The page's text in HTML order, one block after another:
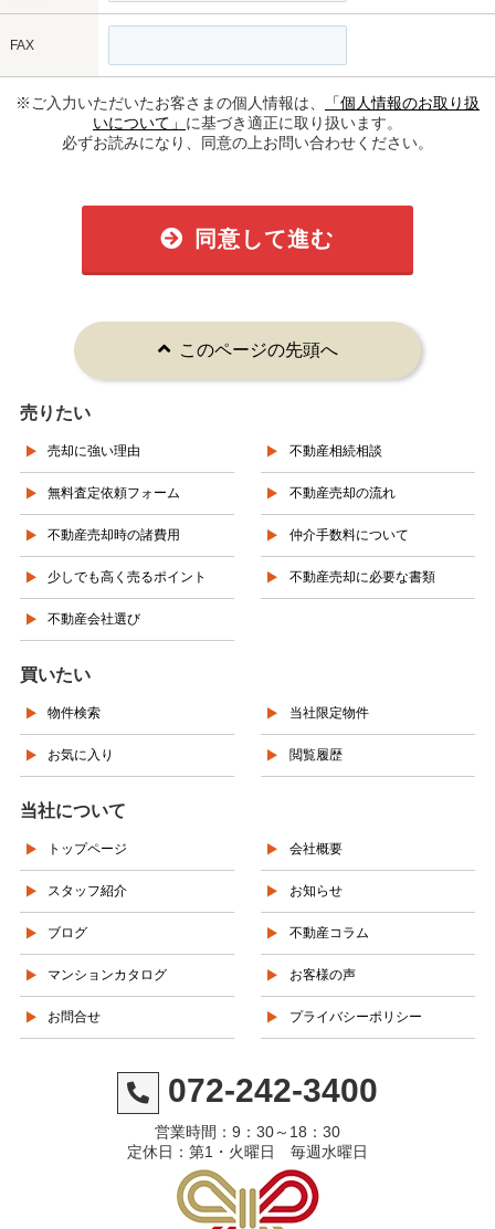
FAX
※ご入力いただいたお客さまの個人情報は、
「個人情報のお取り扱
いについて」 に基づき適正に取り扱います。
必ずお読みになり、同意の上お問い合わせください。
同意して進む
このページの先頭へ
売りたい
売却に強い理由 不動産相続相談
無料査定依頼フォーム 不動産売却の流れ
不動産売却時の諸費用 仲介手数料について
少しでも高く売るポイント 不動産売却に必要な書類
不動産会社選び
買いたい
物件検索 当社限定物件
お気に入り 閲覧履歴
当社について
トップページ 会社概要
スタッフ紹介 お知らせ
ブログ 不動産コラム
マンションカタログ お客様の声
お問合せ プライバシーポリシー
072-242-3400
営業時間：9：30～18：30
定休日：第1・火曜日 毎週水曜日